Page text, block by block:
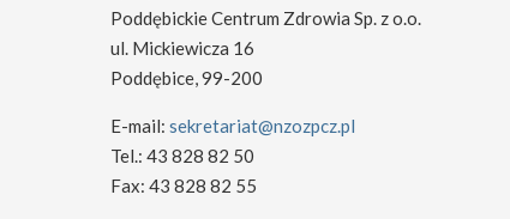
Poddębickie Centrum Zdrowia Sp. z o.o.
ul. Mickiewicza 16
Poddębice, 99-200
E-mail: sekretariat@nzozpcz.pl
Tel.: 43 828 82 50
Fax: 43 828 82 55